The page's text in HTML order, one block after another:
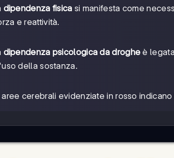
dipendenza fisica si manifesta come
e reattività.
dipendenza psicologica da droghe è
della sostanza.
cerebrali evidenziate in rosso